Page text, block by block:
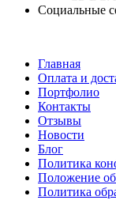
Социальные
Главная
Оплата и
Портфолио
Контакты
Отзывы
Новости
Блог
Политика
Положение
Политика